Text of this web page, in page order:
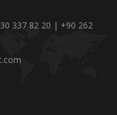
337 82 20 | +90 262